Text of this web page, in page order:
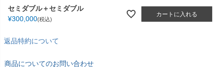
セミダブル＋セミダブル
¥300,000 税込
カートに入れる
返品特約について
商品についてのお問い合わせ